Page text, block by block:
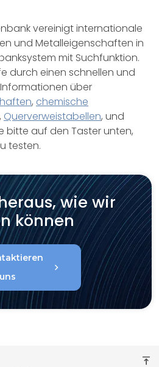
vereinigt internationale
und Metalleigenschaften in
mit Suchfunktion.
durch einen schnellen und
über
, chemische
, Querverweistabellen, und
bitte auf den Taster unten,
testen.
wie wir
können
chevron_right
vertical_align_top